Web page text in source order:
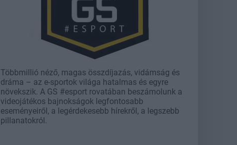
Többmillió néző, magas összdíjazás, vidámság és
dráma – az e-sportok világa hatalmas és egyre
növekszik. A GS #esport rovatában beszámolunk a
videojátékos bajnokságok legfontosabb
eseményeiről, a legérdekesebb hírekről, a legszebb
pillanatokról.